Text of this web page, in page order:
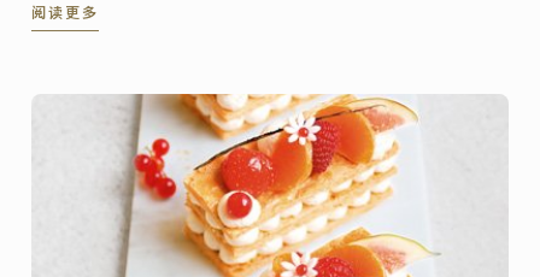
廚藝餐旅學院為了鼓勵更多喜愛廚藝的朋友有機會進入
阅读更多